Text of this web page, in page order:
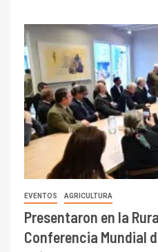
EVENTOS AGRICULTURA
Presentaron en la
Conferencia Mundial